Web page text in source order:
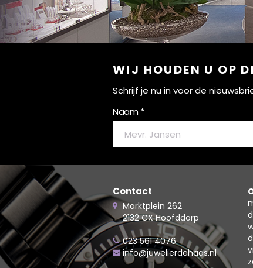
WIJ HOUDEN U OP
Schrijf je nu in voor de
Naam *
Contact
Marktplein 262
2132 CX Hoofddorp
023 561 4076
info@juwelierdehaas.nl